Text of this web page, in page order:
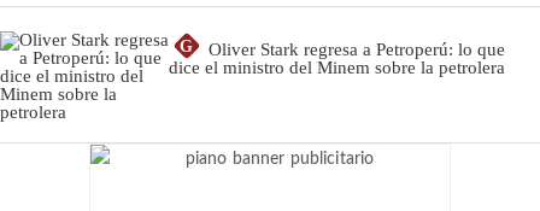
G
Oliver Stark regresa a Petroperú: lo que
dice el ministro del Minem sobre la petrolera